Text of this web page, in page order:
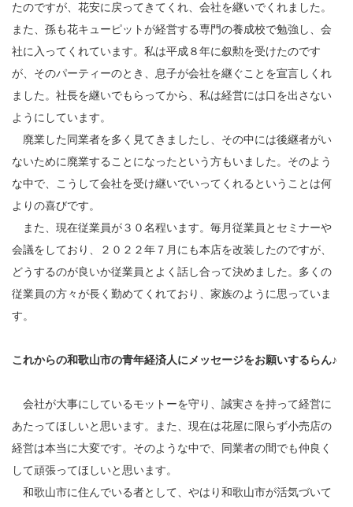
たのですが、花安に戻ってきてくれ、会社を継いでくれました。
また、孫も花キューピットが経営する専門の養成校で勉強し、会
社に入ってくれています。私は平成８年に叙勲を受けたのです
が、そのパーティーのとき、息子が会社を継ぐことを宣言しくれ
ました。社長を継いでもらってから、私は経営には口を出さない
ようにしています。
廃業した同業者を多く見てきましたし、その中には後継者がい
ないために廃業することになったという方もいました。そのよう
な中で、こうして会社を受け継いでいってくれるということは何
よりの喜びです。
また、現在従業員が３０名程います。毎月従業員とセミナーや
会議をしており、２０２２年７月にも本店を改装したのですが、
どうするのが良いか従業員とよく話し合って決めました。多くの
従業員の方々が長く勤めてくれており、家族のように思っていま
す。
これからの和歌山市の青年経済人にメッセージをお願いするらん♪
会社が大事にしているモットーを守り、誠実さを持って経営に
あたってほしいと思います。また、現在は花屋に限らず小売店の
経営は本当に大変です。そのような中で、同業者の間でも仲良く
して頑張ってほしいと思います。
和歌山市に住んでいる者として、やはり和歌山市が活気づいて